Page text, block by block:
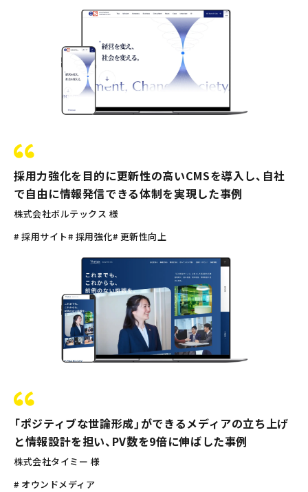
採用力強化を目的に更新性の高いCMSを導入し、自社
で自由に情報発信できる体制を実現した事例
株式会社ボルテックス 様
# 採用サイト# 採用強化# 更新性向上
「ポジティブな世論形成」ができるメディアの立ち上げ
と情報設計を担い、PV数を9倍に伸ばした事例
株式会社タイミー 様
# オウンドメディア